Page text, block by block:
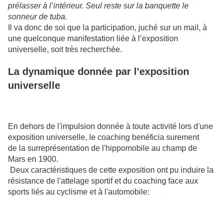
prélasser à l’intérieur. Seul reste sur la banquette le
sonneur de tuba.
Il va donc de soi que la participation, juché sur un mail, à
une quelconque manifestation liée à l’exposition
universelle, soit très recherchée.
La dynamique donnée par l'exposition
universelle
En dehors de l'impulsion donnée à toute activité lors d'une
exposition universelle, le coaching benéficia surement
de la surreprésentation de l'hippomobile au champ de
Mars en 1900.
Deux caractéristiques de cette exposition ont pu induire la
résistance de l'attelage sportif et du coaching face aux
sports liés au cyclisme et à l'automobile: